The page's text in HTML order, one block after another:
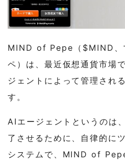
MIND of Pepe（$MIND、
ペ）は、最近仮想通貨市場
ジェントによって管理され
す。
AIエージェントというのは
了させるために、自律的に
システムで、MIND of